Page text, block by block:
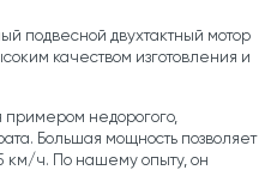
подвесной двухтактный мотор
качеством изготовления и
примером недорогого,
Большая мощность позволяет
км/ч. По нашему опыту, он